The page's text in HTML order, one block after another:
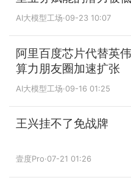
AI大模型工场·09-23 10:07
阿里百度芯片代替英
算力朋友圈加速扩张
AI大模型工场·09-16 01:25
王兴挂不了免战牌
壹度Pro·07-21 01:26